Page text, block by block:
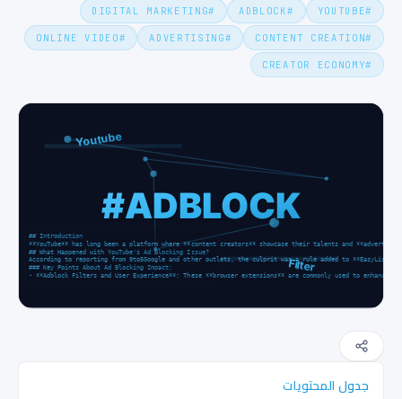
#
YOUTUBE
#
ADBLOCK
#
DIGITAL MARKETING
#
CONTENT CREATION
#
ADVERTISING
#
ONLINE VIDEO
#
CREATOR ECONOMY
جدول المحتويات